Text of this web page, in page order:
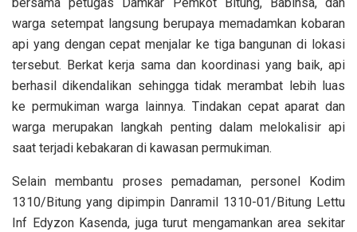
warga setempat langsung berupaya memadamkan kobaran
api yang dengan cepat menjalar ke tiga bangunan di lokasi
tersebut. Berkat kerja sama dan koordinasi yang baik, api
berhasil dikendalikan sehingga tidak merambat lebih luas
ke permukiman warga lainnya. Tindakan cepat aparat dan
warga merupakan langkah penting dalam melokalisir api
saat terjadi kebakaran di kawasan permukiman.
Selain membantu proses pemadaman, personel Kodim
1310/Bitung yang dipimpin Danramil 1310-01/Bitung Lettu
Inf Edyzon Kasenda, juga turut mengamankan area sekitar